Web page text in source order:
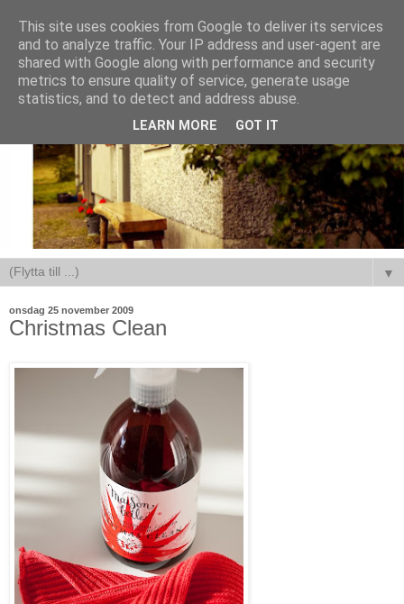
▼
onsdag 25 november 2009
Christmas Clean
This site uses cookies from Google to deliver its services
and to analyze traffic. Your IP address and user-agent are
shared with Google along with performance and security
metrics to ensure quality of service, generate usage
statistics, and to detect and address abuse.
LEARN MORE GOT IT